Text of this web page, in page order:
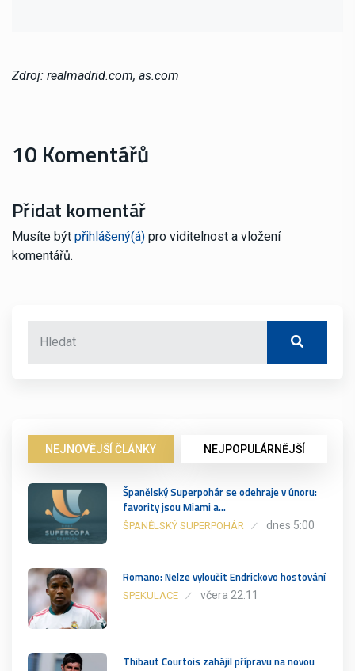
Zdroj: realmadrid.com, as.com
10 Komentářů
Přidat komentář
Musíte být přihlášený(á) pro viditelnost a vložení
komentářů.
NEJNOVĚJŠÍ ČLÁNKY NEJPOPULÁRNĚJŠÍ
Španělský Superpohár se odehraje v únoru:
favority jsou Miami a…
ŠPANĚLSKÝ SUPERPOHÁR dnes 5:00
Romano: Nelze vyloučit Endrickovo hostování
SPEKULACE včera 22:11
Thibaut Courtois zahájil přípravu na novou